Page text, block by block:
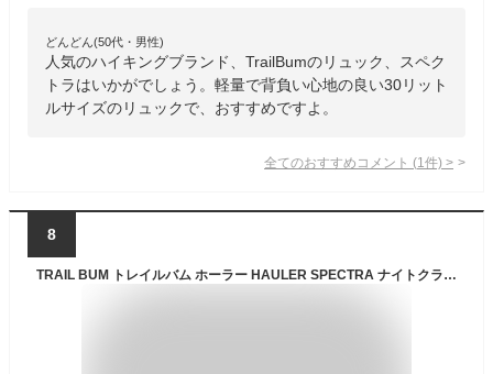
どんどん(50代・男性)
人気のハイキングブランド、TrailBumのリュック、スペク
トラはいかがでしょう。軽量で背負い心地の良い30リット
ルサイズのリュックで、おすすめですよ。
全てのおすすめコメント (1 件) >
8
TRAIL BUM トレイルバム ホーラー HAULER SPECTRA ナイトクラウドスペクトラ Night-Cloud SPECTRA (45-65L, Night-Cloud)